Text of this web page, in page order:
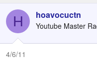
c
i
o
n
H hoavocuctn
Youtube Master
4/6/11